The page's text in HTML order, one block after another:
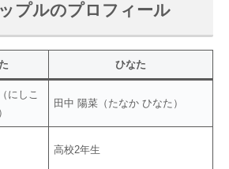
プルのプロフィール
ひなた
にしこ
田中 陽菜（たなか ひなた）
高校2年生